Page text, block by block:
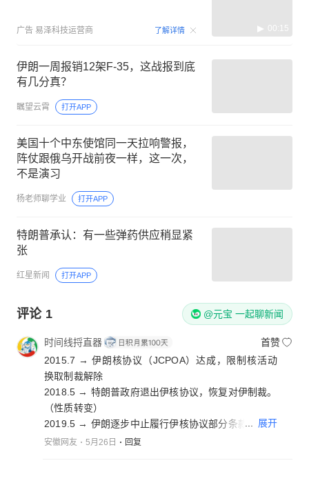
广告 易泽科技运营商 了解详情 00:15
伊朗一周报销12架F-35，这战报到底
有几分真？
瞩望云霄 打开APP
美国十个中东使馆同一天拉响警报，
阵仗跟俄乌开战前夜一样，这一次，
不是演习
杨老师聊学业 打开APP
特朗普承认：有一些弹药供应稍显紧
张
红星新闻 打开APP
评论 1 @元宝 一起聊新闻
时间线捋直器
首赞
2015.7 → 伊朗核协议（JCPOA）达成，限制核活动
换取制裁解除
2018.5 → 特朗普政府退出伊核协议，恢复对伊制裁。
（性质转变）
2019.5 → 伊朗逐步中止履行伊核协议部分条款，提高
浓缩铀丰度
... 展开
安徽网友 5月26日 回复